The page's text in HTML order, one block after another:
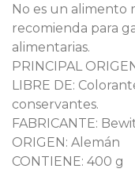
No es un alimento
recomienda para
alimentarias.
PRINCIPAL
LIBRE DE:
conservantes.
FABRICANTE:
ORIGEN: Alemán
CONTIENE: 400 g